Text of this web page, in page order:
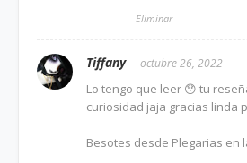
Eliminar
Tiffany octubre 26, 2022
Lo tengo que leer 😯 tu
curiosidad jaja gracias linda
Besotes desde Plegarias en